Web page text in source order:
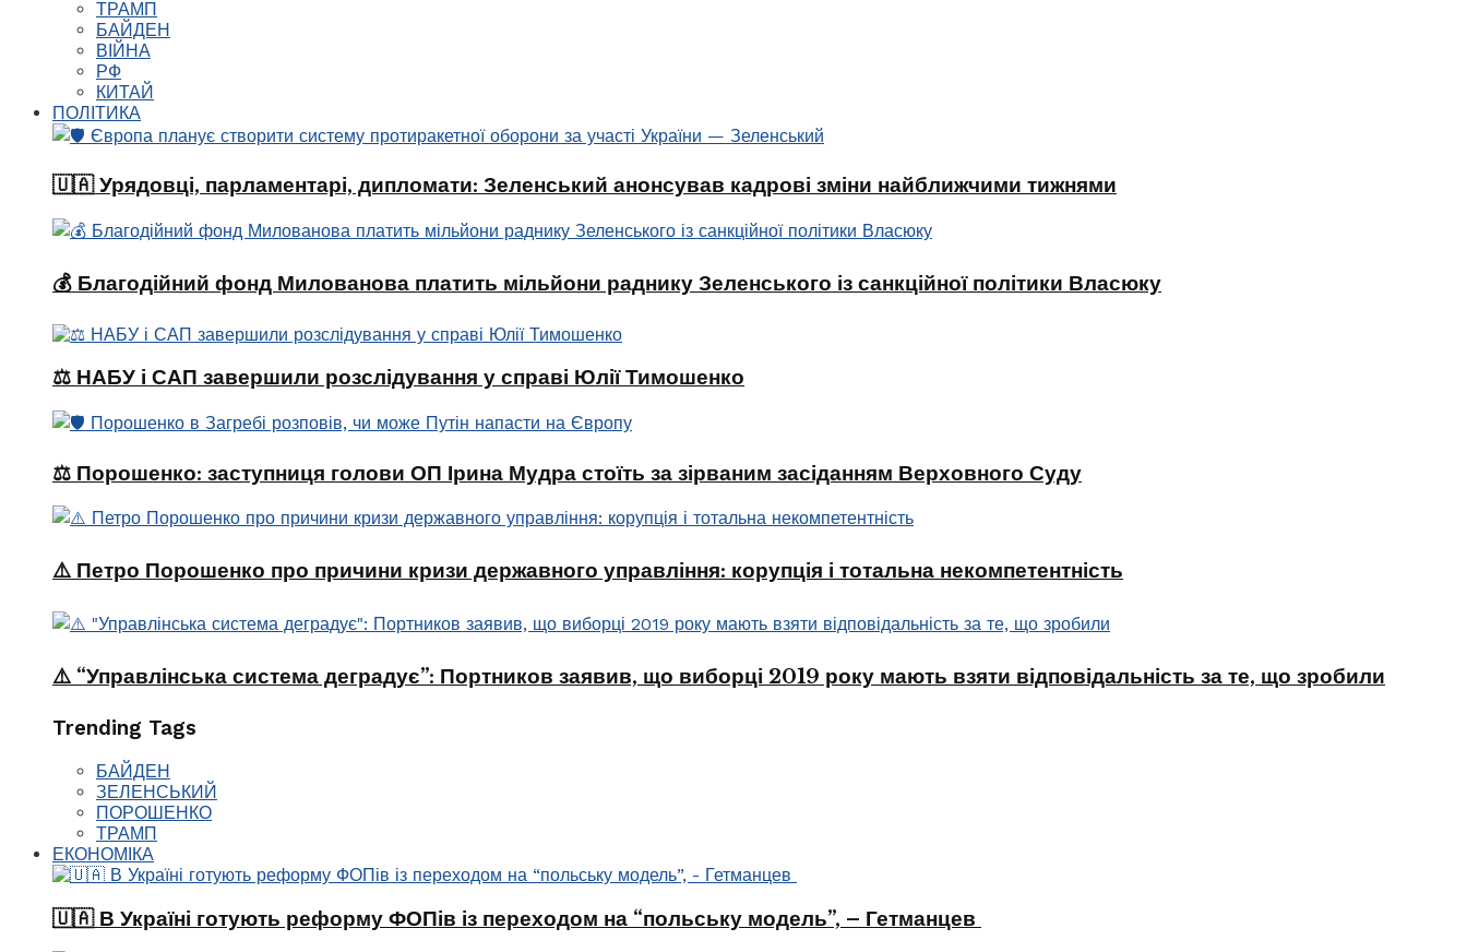
ТРАМП
БАЙДЕН
ВІЙНА
РФ
КИТАЙ
ПОЛІТИКА
🇺🇦 Урядовці, парламентарі, дипломати: Зеленський анонсував кадрові зміни найближчими тижнями
💰 Благодійний фонд Милованова платить мільйони раднику Зеленського із санкційної політики Власюку
⚖️ НАБУ і САП завершили розслідування у справі Юлії Тимошенко
⚖️ Порошенко: заступниця голови ОП Ірина Мудра стоїть за зірваним засіданням Верховного Суду
⚠️ Петро Порошенко про причини кризи державного управління: корупція і тотальна некомпетентність
⚠️ “Управлінська система деградує”: Портников заявив, що виборці 2019 року мають взяти відповідальність за те, що зробили
Trending Tags
БАЙДЕН
ЗЕЛЕНСЬКИЙ
ПОРОШЕНКО
ТРАМП
ЕКОНОМІКА
🇺🇦 В Україні готують реформу ФОПів із переходом на “польську модель”, – Гетманцев